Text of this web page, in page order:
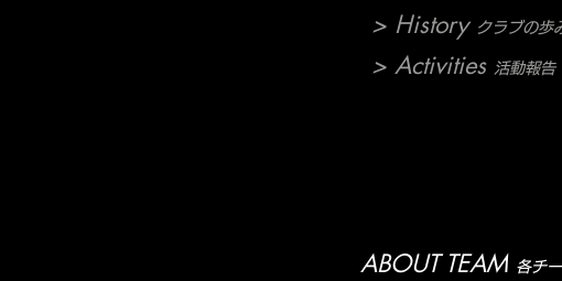
> History クラブの歩
> Activities 活動報告
ABOUT TEAM 各チ